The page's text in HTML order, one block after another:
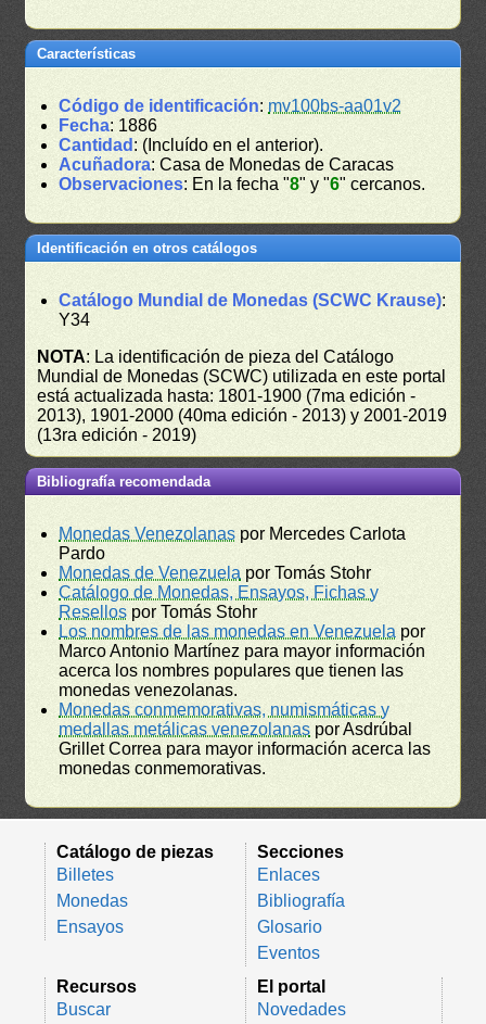
Características
Código de identificación: mv100bs-aa01v2
Fecha: 1886
Cantidad : (Incluído en el anterior).
Acuñadora: Casa de Monedas de Caracas
Observaciones: En la fecha "8" y "6" cercanos.
Identificación en otros catálogos
Catálogo Mundial de Monedas (SCWC Krause):
Y34
NOTA: La identificación de pieza del Catálogo
Mundial de Monedas (SCWC) utilizada en este portal
está actualizada hasta: 1801-1900 (7ma edición -
2013), 1901-2000 (40ma edición - 2013) y 2001-2019
(13ra edición - 2019)
Bibliografía recomendada
Monedas Venezolanas por Mercedes Carlota
Pardo
Monedas de Venezuela por Tomás Stohr
Catálogo de Monedas, Ensayos, Fichas y
Resellos por Tomás Stohr
Los nombres de las monedas en Venezuela por
Marco Antonio Martínez para mayor información
acerca los nombres populares que tienen las
monedas venezolanas.
Monedas conmemorativas, numismáticas y
medallas metálicas venezolanas por Asdrúbal
Grillet Correa para mayor información acerca las
monedas conmemorativas.
Catálogo de piezas
Billetes
Monedas
Ensayos
Secciones
Enlaces
Bibliografía
Glosario
Eventos
Recursos
Buscar
El portal
Novedades